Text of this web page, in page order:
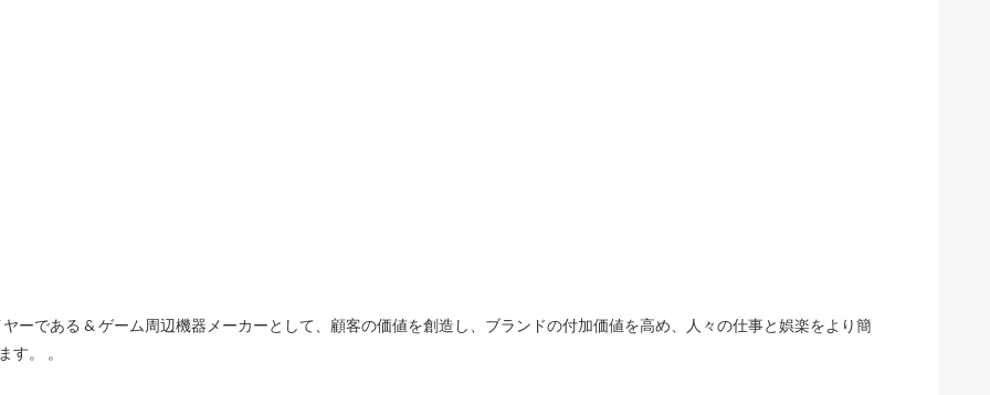
ーである & ゲーム周辺機器メーカーとして、顧客の価値を創造し、ブランドの付加価値を高め、人々の仕事と娯楽をより簡